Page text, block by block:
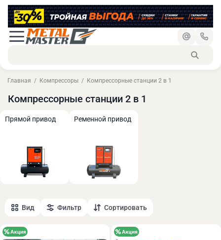
Главная Компрессоры Компрессорные станции 2 в 1
Компрессорные станции 2 в 1
Прямой привод Ременной привод
Вид Фильтр Сортировать